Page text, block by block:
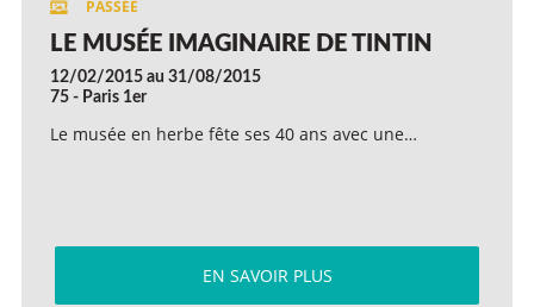
LE MUSÉE IMAGINAIRE DE TINTIN
12/02/2015 au 31/08/2015
75 - Paris 1er
Le musée en herbe fête ses 40 ans avec une…
EN SAVOIR PLUS